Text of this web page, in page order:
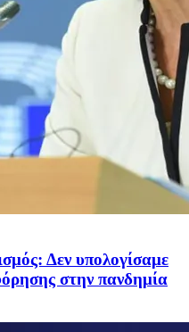
Δεν υπολογίσαμε
στην πανδημία